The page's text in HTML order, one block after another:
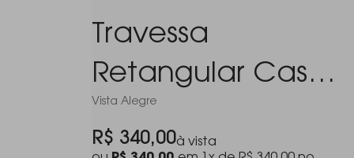
Travessa
Retangular Casa
Alegre Gemstone
Vista Alegre
R$ 340,00à vista